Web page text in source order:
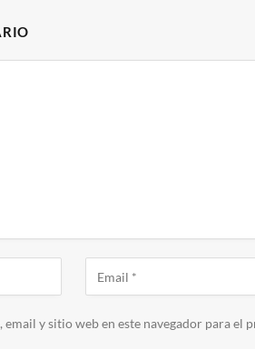
y sitio web en este navegador para el